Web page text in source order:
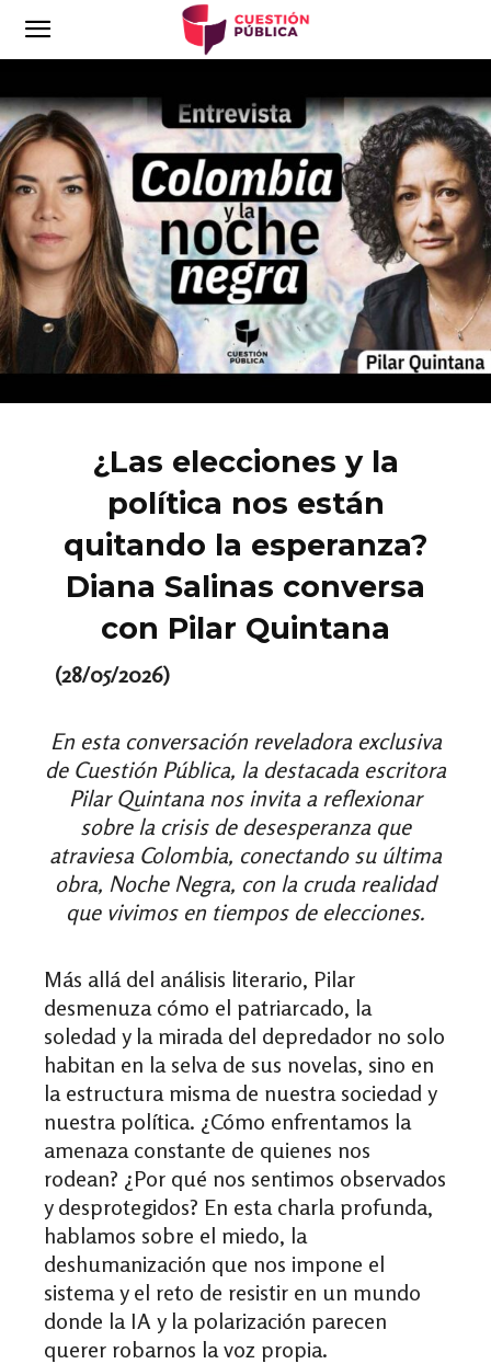
¿Las elecciones y la
política nos están
quitando la esperanza?
Diana Salinas conversa
con Pilar Quintana
(28/05/2026)
En esta conversación reveladora exclusiva
de Cuestión Pública, la destacada escritora
Pilar Quintana nos invita a reflexionar
sobre la crisis de desesperanza que
atraviesa Colombia, conectando su última
obra, Noche Negra, con la cruda realidad
que vivimos en tiempos de elecciones.
Más allá del análisis literario, Pilar
desmenuza cómo el patriarcado, la
soledad y la mirada del depredador no solo
habitan en la selva de sus novelas, sino en
la estructura misma de nuestra sociedad y
nuestra política. ¿Cómo enfrentamos la
amenaza constante de quienes nos
rodean? ¿Por qué nos sentimos observados
y desprotegidos? En esta charla profunda,
hablamos sobre el miedo, la
deshumanización que nos impone el
sistema y el reto de resistir en un mundo
donde la IA y la polarización parecen
querer robarnos la voz propia.